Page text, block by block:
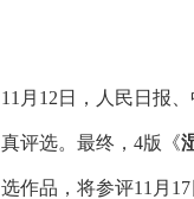
11月12日，人民日报
真评选。最终，4版《
选作品，将参评11月